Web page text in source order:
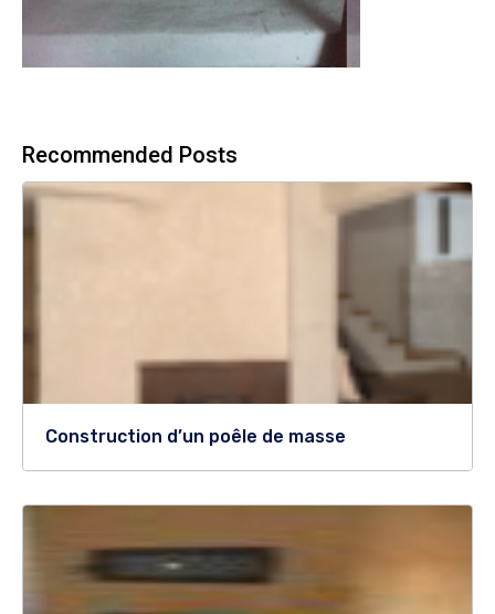
Recommended Posts
Construction d’un poêle de masse